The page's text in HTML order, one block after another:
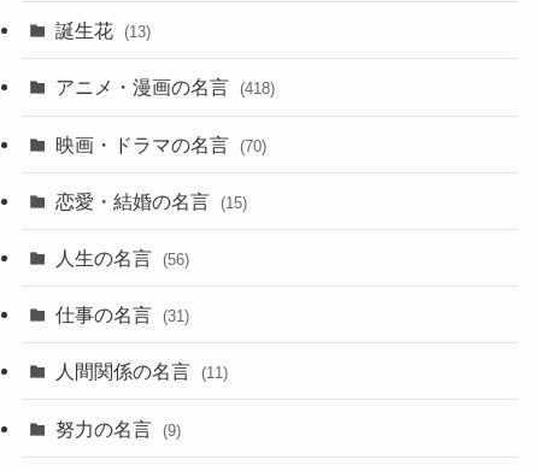
誕生花 (13)
アニメ・漫画の名言 (418)
映画・ドラマの名言 (70)
恋愛・結婚の名言 (15)
人生の名言 (56)
仕事の名言 (31)
人間関係の名言 (11)
努力の名言 (9)